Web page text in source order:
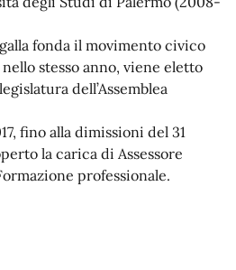
fonda il movimento civico
stesso anno, viene eletto
dell’Assemblea
fino alla dimissioni del 31
la carica di Assessore
professionale.